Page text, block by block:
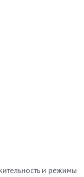
и режимы